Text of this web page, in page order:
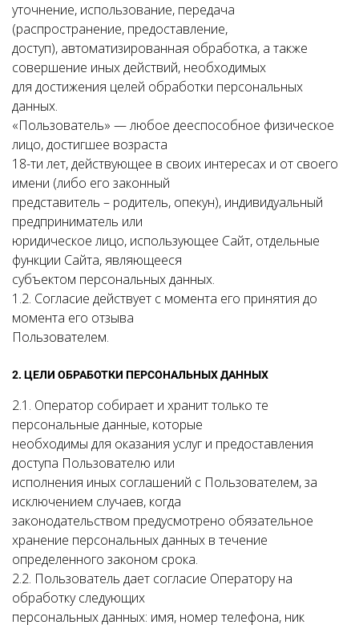
уточнение, использование, передача
(распространение, предоставление,
доступ), автоматизированная обработка, а также
совершение иных действий, необходимых
для достижения целей обработки персональных
данных.
«Пользователь» — любое дееспособное физическое
лицо, достигшее возраста
18-ти лет, действующее в своих интересах и от своего
имени (либо его законный
представитель – родитель, опекун), индивидуальный
предприниматель или
юридическое лицо, использующее Сайт, отдельные
функции Сайта, являющееся
субъектом персональных данных.
1.2. Согласие действует с момента его принятия до
момента его отзыва
Пользователем.
2. ЦЕЛИ ОБРАБОТКИ ПЕРСОНАЛЬНЫХ ДАННЫХ
2.1. Оператор собирает и хранит только те
персональные данные, которые
необходимы для оказания услуг и предоставления
доступа Пользователю или
исполнения иных соглашений с Пользователем, за
исключением случаев, когда
законодательством предусмотрено обязательное
хранение персональных данных в течение
определенного законом срока.
2.2. Пользователь дает согласие Оператору на
обработку следующих
персональных данных: имя, номер телефона, ник